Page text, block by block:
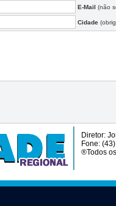
E-Mail (não
Cidade
Diretor:
Fone:
®Todos